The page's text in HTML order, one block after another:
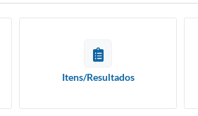
Itens/Resultados